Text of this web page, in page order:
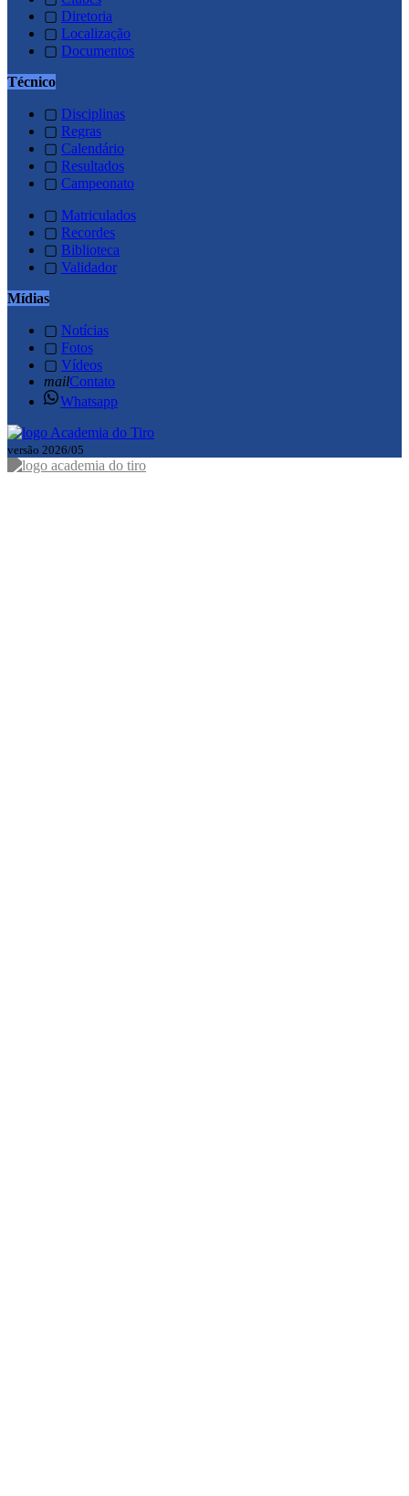
▢ Diretoria
▢ Localização
▢ Documentos
Técnico
▢ Disciplinas
▢ Regras
▢ Calendário
▢ Resultados
▢ Campeonato
▢ Matriculados
▢ Recordes
▢ Biblioteca
▢ Validador
Mídias
▢ Notícias
▢ Fotos
▢ Vídeos
mailContato
Whatsapp
versão 2026/05